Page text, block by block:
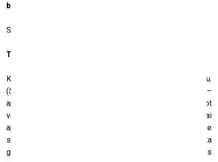
bez domas apakšā.
Smukie darbiņi, kas izstādīti “suvenīru veikalos”?
Tavos darbos gan arī ir liela daļa estētikas.
Kā tu to domā? Ka tie ir skaisti? Paldies par komplimentu.
(Smejas.
) Zini, pie skaistuma var ļoti dažādi nonākt –
apzināti izvairoties no virtuozitātes, speciāli meklējot
veidus, kā gleznot greizi, piemēram, ar kreiso roku, vai
apzināti gleznot tā, kā nemācētu. Un var nonākt pie
skaistuma jau citā dimensijā. Manā gadījumā ir tā, ka
gleznojot saku daudz kam nē un tik un tā beigās izveidojas